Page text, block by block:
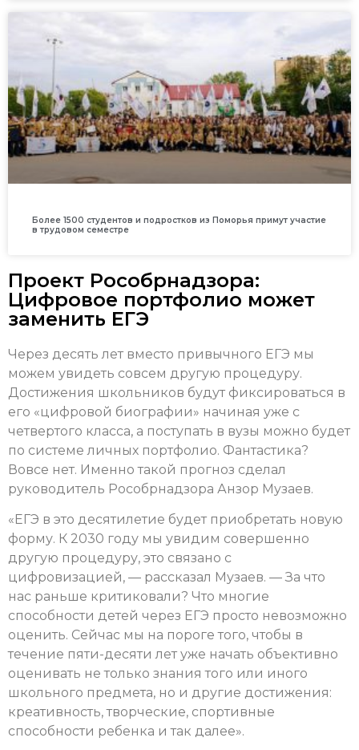
Более 1500 студентов и подростков из Поморья примут участие
в трудовом семестре
Проект Рособрнадзора:
Цифровое портфолио может
заменить ЕГЭ
Через десять лет вместо привычного ЕГЭ мы
можем увидеть совсем другую процедуру.
Достижения школьников будут фиксироваться в
его «цифровой биографии» начиная уже с
четвертого класса, а поступать в вузы можно будет
по системе личных портфолио. Фантастика?
Вовсе нет. Именно такой прогноз сделал
руководитель Рособрнадзора Анзор Музаев.
«ЕГЭ в это десятилетие будет приобретать новую
форму. К 2030 году мы увидим совершенно
другую процедуру, это связано с
цифровизацией, — рассказал Музаев. — За что
нас раньше критиковали? Что многие
способности детей через ЕГЭ просто невозможно
оценить. Сейчас мы на пороге того, чтобы в
течение пяти-десяти лет уже начать объективно
оценивать не только знания того или иного
школьного предмета, но и другие достижения:
креативность, творческие, спортивные
способности ребенка и так далее».